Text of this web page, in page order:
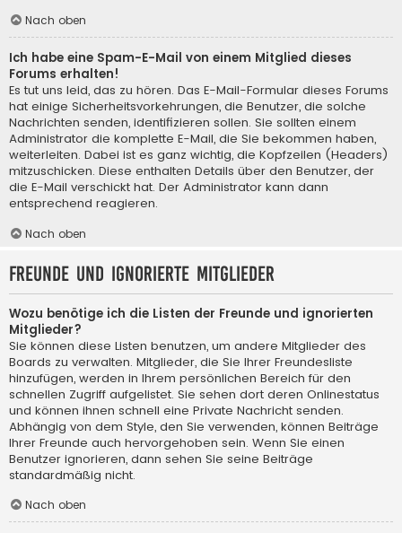
Nach oben
Ich habe eine Spam-E-Mail von einem Mitglied dieses
Forums erhalten!
Es tut uns leid, das zu hören. Das E-Mail-Formular dieses Forums
hat einige Sicherheitsvorkehrungen, die Benutzer, die solche
Nachrichten senden, identifizieren sollen. Sie sollten einem
Administrator die komplette E-Mail, die Sie bekommen haben,
weiterleiten. Dabei ist es ganz wichtig, die Kopfzeilen (Headers)
mitzuschicken. Diese enthalten Details über den Benutzer, der
die E-Mail verschickt hat. Der Administrator kann dann
entsprechend reagieren.
Nach oben
Freunde und ignorierte Mitglieder
Wozu benötige ich die Listen der Freunde und ignorierten
Mitglieder?
Sie können diese Listen benutzen, um andere Mitglieder des
Boards zu verwalten. Mitglieder, die Sie Ihrer Freundesliste
hinzufügen, werden in Ihrem persönlichen Bereich für den
schnellen Zugriff aufgelistet. Sie sehen dort deren Onlinestatus
und können ihnen schnell eine Private Nachricht senden.
Abhängig von dem Style, den Sie verwenden, können Beiträge
Ihrer Freunde auch hervorgehoben sein. Wenn Sie einen
Benutzer ignorieren, dann sehen Sie seine Beiträge
standardmäßig nicht.
Nach oben